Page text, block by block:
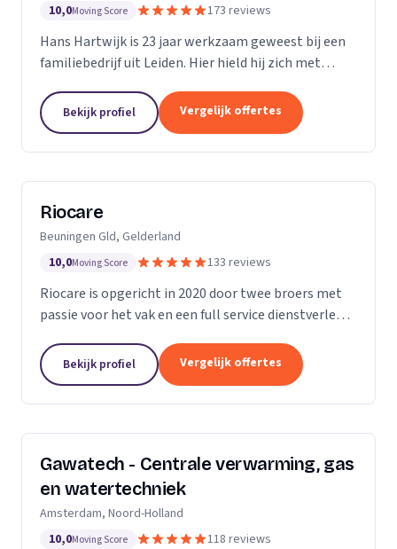
10,0Moving Score 173 reviews
Hans Hartwijk is 23 jaar werkzaam geweest bij een
familiebedrijf uit Leiden. Hier hield hij zich met
verder gegaan als de Leidse Loodgieter. Met de...
Bekijk profiel Vergelijk offertes
Riocare
Beuningen Gld, Gelderland
10,0Moving Score 133 reviews
Riocare is opgericht in 2020 door twee broers met
passie voor het vak en een full service dienstverlener
leveren diensten op het gebied van...
Bekijk profiel Vergelijk offertes
Gawatech - Centrale verwarming, gas
en watertechniek
Amsterdam, Noord-Holland
10,0Moving Score 118 reviews